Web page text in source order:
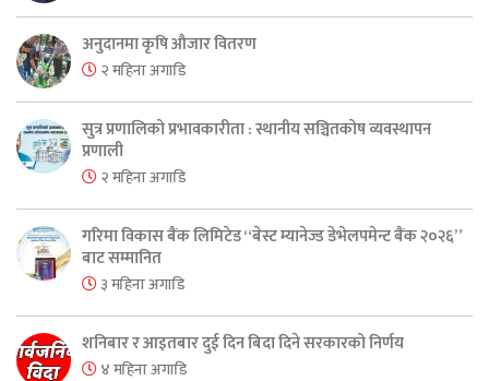
अनुदानमा कृषि औजार वितरण
२ महिना अगाडि
सुत्र प्रणालिको प्रभावकारीता : स्थानीय सञ्चितकोष व्यवस्थापन
प्रणाली
२ महिना अगाडि
गरिमा विकास बैंक लिमिटेड “बेस्ट म्यानेज्ड डेभेलपमेन्ट बैंक २०२६”
बाट सम्मानित
३ महिना अगाडि
शनिबार र आइतबार दुई दिन बिदा दिने सरकारको निर्णय
४ महिना अगाडि